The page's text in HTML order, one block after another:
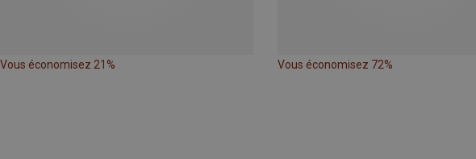
Vous économisez 21% Vous économisez 72%